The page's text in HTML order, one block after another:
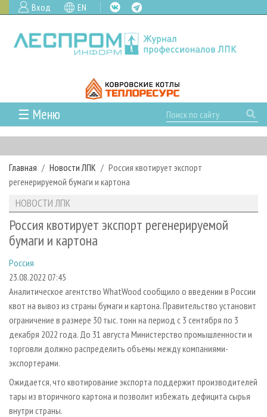
Вход EN
☰ Меню
ГЛАВНАЯ
РУБРИКИ И ТЕМЫ
РУБРИКИ ЖУРНАЛА
ЛЕСОЗАГОТОВКА
ЛЕСОПИЛЕНИЕ
СУШКА ДРЕВЕСИНЫ
ПРОИЗВОДСТВО ДРЕВЕСНЫХ ПЛИТ
ДЕРЕВЯННОЕ ДОМОСТРОЕНИЕ
ПРОИЗВОДСТВО МЕБЕЛИ
БИОЭНЕРГЕТИКА
ИНСТРУМЕНТ И МАТЕРИАЛЫ
НОВОСТИ
НОВОСТИ ЛПК
НОВОСТИ ЖУРНАЛА
ПРОЕКТЫ ЛПИ
АНАЛИТИКА
ПРЕДПРИЯТИЯ ЛПК
ПЕРСОНЫ
МОБИЛЬНЫЕ ВЫСТАВКИ
ОФИЦИАЛЬНЫЕ ДЕЛЕГАЦИИ
ПРИОРИТЕТНЫЕ ИНВЕСТПРОЕКТЫ
RUSSIAN FORESTRY REVIEW
БИБЛИОТЕКА СПЕЦИАЛИСТА
АРХИВ ЖУРНАЛОВ
О ЖУРНАЛЕ
КОНТАКТЫ
РЕКЛАМОДАТЕЛЯМ
РЕКЛАМА
РЕКЛАМА НА САЙТЕ
Главная Новости ЛПК
Россия квотирует экспорт
регенерируемой бумаги и картона
НОВОСТИ ЛПК
Россия квотирует экспорт регенерируемой
бумаги и картона
Россия
23.08.2022 07:45
Аналитическое агентство WhatWood сообщило о введении в России
квот на вывоз из страны бумаги и картона. Правительство установит
ограничение в размере 30 тыс. тонн на период с 3 сентября по 3
декабря 2022 года. До 31 августа Министерство промышленности и
торговли должно распределить объемы между компаниями-
экспортерами.
Ожидается, что квотирование экспорта поддержит производителей
тары из вторичного картона и позволит избежать дефицита сырья
внутри страны.